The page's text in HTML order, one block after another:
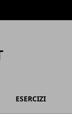
ESERCIZI